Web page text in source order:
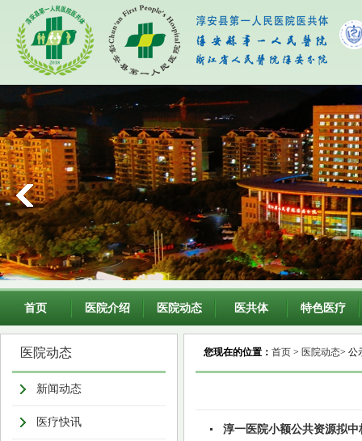
首页 医院介绍 医院动态 医共体 特色医疗
医院动态
新闻动态
医疗快讯
您现在的位置： 首页 > 医院动态> 公
淳一医院小额公共资源拟中